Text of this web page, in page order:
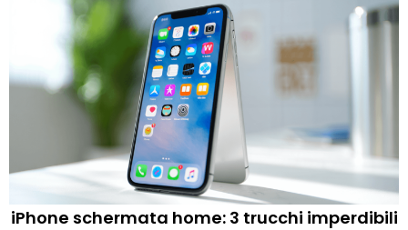
iPhone schermata home: 3 trucchi imperdibili